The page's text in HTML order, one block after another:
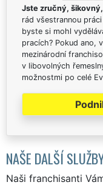
Jste zručný,
rád všestrannou
byste si mohl
pracích? Pokud ano,
mezinárodní
v libovolných
možnostmi po celé
NAŠE DALŠÍ
Naši franchisanti